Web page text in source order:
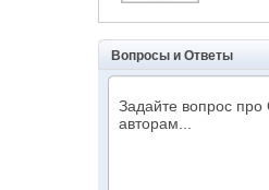
Вопросы и Ответы